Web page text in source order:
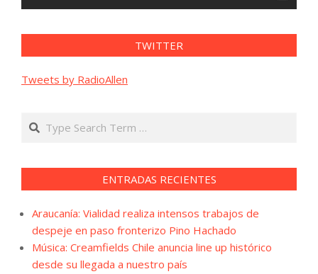
TWITTER
Tweets by RadioAllen
Search
ENTRADAS RECIENTES
Araucanía: Vialidad realiza intensos trabajos de
despeje en paso fronterizo Pino Hachado
Música: Creamfields Chile anuncia line up histórico
desde su llegada a nuestro país